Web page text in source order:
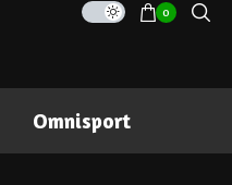
0
Omnisport